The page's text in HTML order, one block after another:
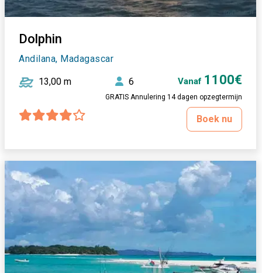
Dolphin
Andilana, Madagascar
13,00 m 6 Vanaf 1100€
GRATIS Annulering 14 dagen opzegtermijn
Boek nu